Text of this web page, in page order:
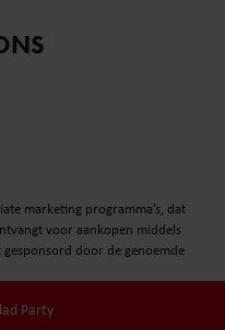
marketing programma’s, dat
voor aankopen middels
door de genoemde
Party